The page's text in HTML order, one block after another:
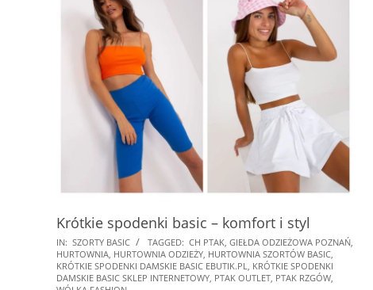
Krótkie spodenki basic – komfort i styl
2025-
01-
28
IN: SZORTY BASIC TAGGED: CH PTAK, GIEŁDA ODZIEŻOWA POZNAŃ,
HURTOWNIA, HURTOWNIA ODZIEŻY, HURTOWNIA SZORTÓW BASIC,
KRÓTKIE SPODENKI DAMSKIE BASIC EBUTIK.PL, KRÓTKIE SPODENKI
DAMSKIE BASIC SKLEP INTERNETOWY, PTAK OUTLET, PTAK RZGÓW,